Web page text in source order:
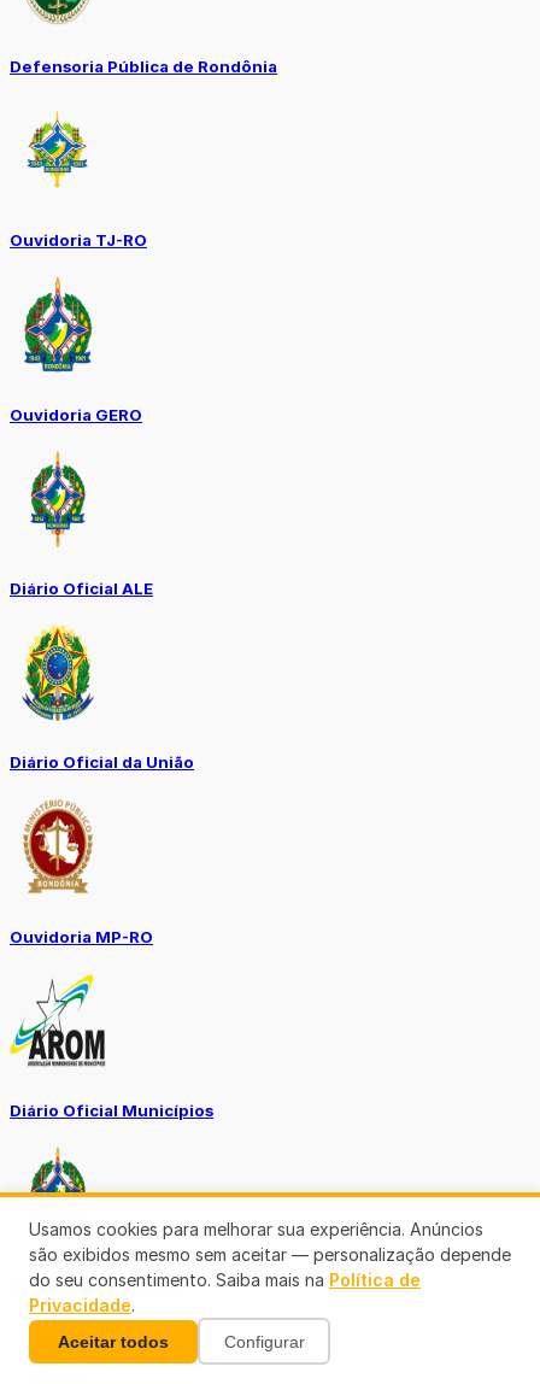
Defensoria Pública de Rondônia
Ouvidoria TJ-RO
Ouvidoria GERO
Diário Oficial ALE
Diário Oficial da União
Ouvidoria MP-RO
Diário Oficial Municípios
Diario Oficial Justiça
Usamos cookies para melhorar sua experiência. Anúncios
são exibidos mesmo sem aceitar — personalização depende
do seu consentimento. Saiba mais na Política de
Privacidade.
Aceitar todos Configurar